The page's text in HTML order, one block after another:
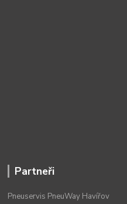
Partneři
Pneuservis PneuWay Havířov